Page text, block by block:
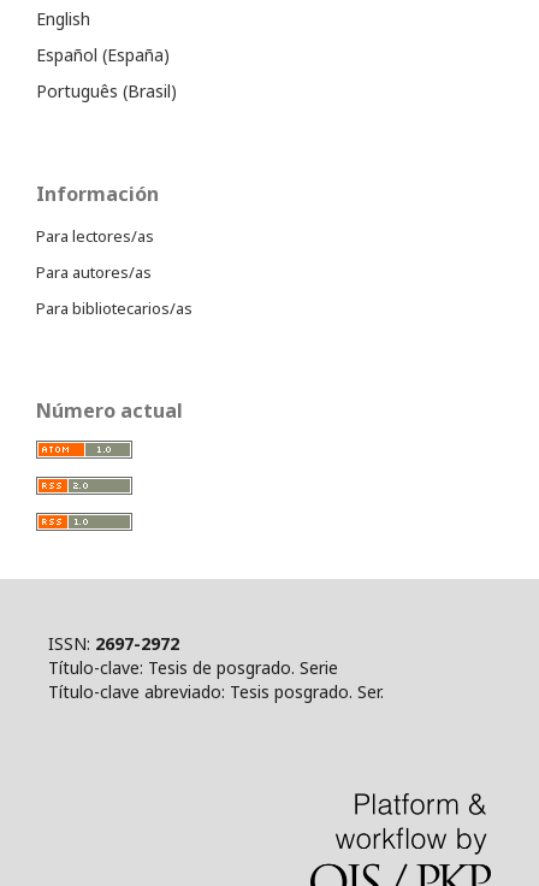
English
Español (España)
Português (Brasil)
Información
Para lectores/as
Para autores/as
Para bibliotecarios/as
Número actual
ISSN: 2697-2972
Título-clave: Tesis de posgrado. Serie
Título-clave abreviado: Tesis posgrado. Ser.